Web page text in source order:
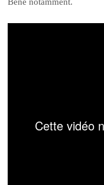
Béné notamment.